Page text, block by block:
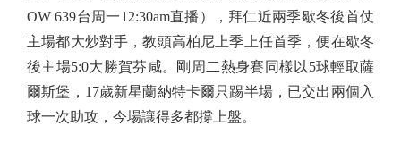
OW 639台周一12:30am直播），拜仁近兩季歇冬後首仗
主場都大炒對手，教頭高柏尼上季上任首季，便在歇冬
後主場5:0大勝賀芬咸。剛周二熱身賽同樣以5球輕取薩
爾斯堡，17歲新星蘭納特卡爾只踢半場，已交出兩個入
球一次助攻，今場讓得多都撐上盤。